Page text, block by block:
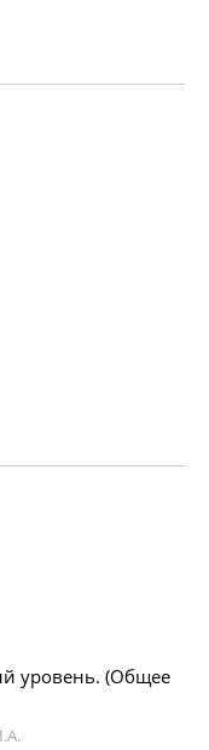
уровень. (Общее